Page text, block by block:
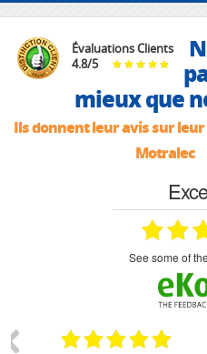
Évaluations Clients
4.8/5
mieux que
Ils donnent leur avis sur
Motralec
see some of